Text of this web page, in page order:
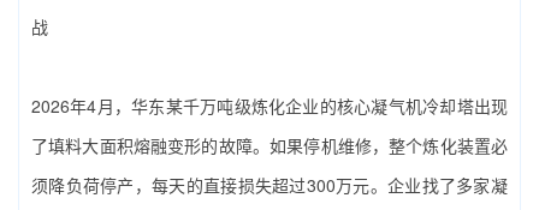
战
2026年4月，华东某千万吨级炼化企业的核心凝气机冷却塔出现
了填料大面积熔融变形的故障。如果停机维修，整个炼化装置必
须降负荷停产，每天的直接损失超过300万元。企业找了多家‌凝